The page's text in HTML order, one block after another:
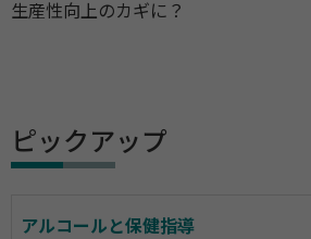
生産性向上のカギに？
ピックアップ
アルコールと保健指導